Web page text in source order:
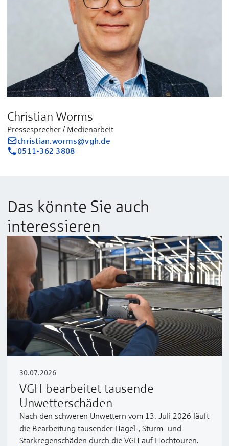
Christian Worms
Pressesprecher / Medienarbeit
christian.worms@vgh.de
0511-362 3808
Das könnte Sie auch
interessieren
30.07.2026
VGH bearbeitet tausende
Unwetterschäden
Nach den schweren Unwettern vom 13. Juli 2026 läuft
die Bearbeitung tausender Hagel-, Sturm- und
Starkregenschäden durch die VGH auf Hochtouren.